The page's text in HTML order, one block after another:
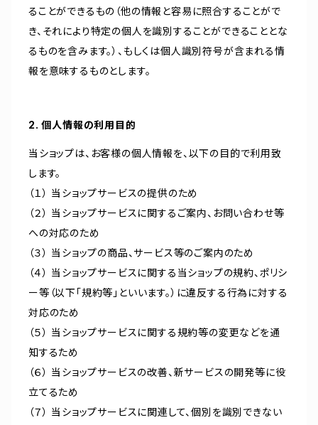
ることができるもの（他の情報と容易に照合することがで
き、それにより特定の個人を識別することができることとな
るものを含みます。）、もしくは個人識別符号が含まれる情
報を意味するものとします。
2. 個人情報の利用目的
当ショップは、お客様の個人情報を、以下の目的で利用致
します。
（１） 当ショップサービスの提供のため
（２） 当ショップサービスに関するご案内、お問い合わせ等
への対応のため
（３） 当ショップの商品、サービス等のご案内のため
（４） 当ショップサービスに関する当ショップの規約、ポリシ
ー等（以下「規約等」といいます。）に違反する行為に対する
対応のため
（５） 当ショップサービスに関する規約等の変更などを通
知するため
（６） 当ショップサービスの改善、新サービスの開発等に役
立てるため
（７） 当ショップサービスに関連して、個別を識別できない